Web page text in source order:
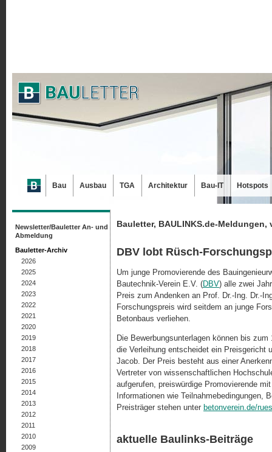
Bauletter, BAULINKS.de-Meldungen,
DBV lobt Rüsch-
Um junge Promovierende des
Bautechnik-Verein E.V. (DBV) alle zwei
Preis zum Andenken an Prof. Dr.-Ing. Dr.-
Forschungspreis wird seitdem an junge
Betonbaus verliehen.
Die Bewerbungsunterlagen können bis
die Verleihung entscheidet ein Preisgericht
Jacob. Der Preis besteht aus einer
Vertreter von wissenschaftlichen
aufgerufen, preiswürdige Promovierende
Informationen wie Teilnahmebedingungen,
Preisträger stehen unter betonverein.de/
aktuelle Baulinks-Beiträge
Newsletter/Bauletter An- und
Abmeldung
Bauletter-Archiv
2026
2025
2024
2023
2022
2021
2020
2019
2018
2017
2016
2015
2014
2013
2012
2011
2010
2009
Bau Ausbau TGA Architektur Bau-IT Hotspots